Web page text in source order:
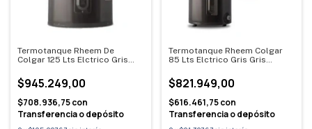
Termotanque Rheem De
Colgar 125 Lts Elctrico Gris
$945.249,00
$708.936,75con
Transferencia o depósito
Termotanque Rheem Colgar
85 Lts Elctrico Gris Gris
$821.949,00
$616.461,75con
Transferencia o depósito